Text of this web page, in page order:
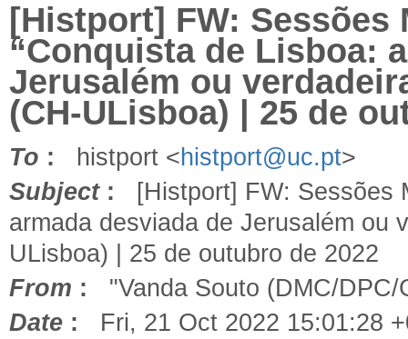
[Histport] FW: Sessões
“Conquista de Lisboa:
Jerusalém ou
(CH-ULisboa) | 25 de
To : histport <histport@uc.pt>
Subject: [Histport] FW: Sessões
armada desviada de Jerusalém ou
ULisboa) | 25 de outubro de 2022
From : "Vanda Souto (DMC/DPC/
Date : Fri, 21 Oct 2022 15:01:28